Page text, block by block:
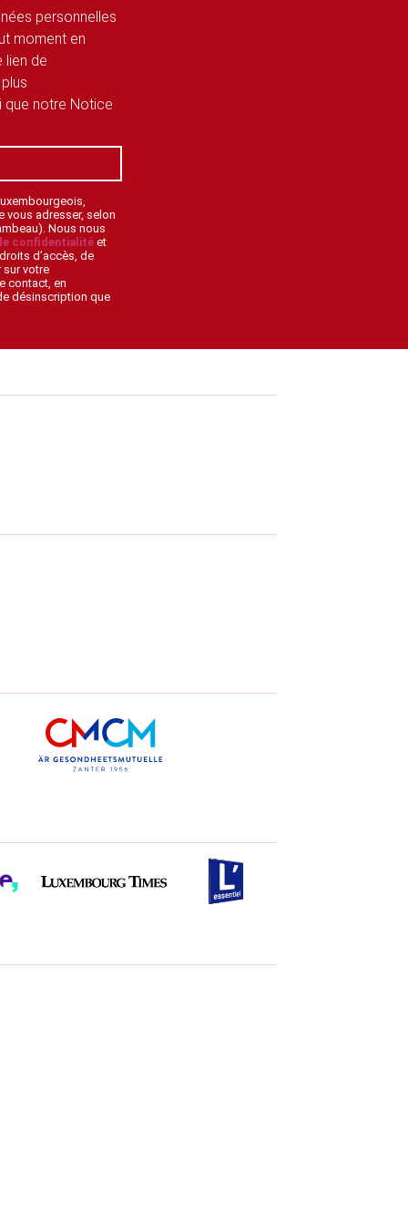
personnelles
moment en
lien de
que notre Notice
vous adresser, selon
Nous nous
confidentialitéet
d’accès, de
sur votre
contact, en
désinscription que